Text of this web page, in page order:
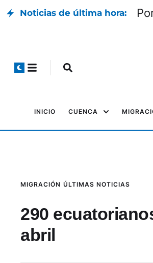
Noticias de última hora:
INICIO CUENCA
MIGRACIÓN ÚLTIMAS NOTICIAS
290
abril